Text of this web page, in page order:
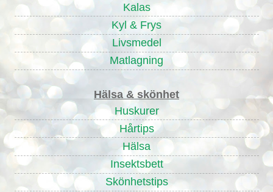
Kalas
Kyl & Frys
Livsmedel
Matlagning
Hälsa & skönhet
Huskurer
Hårtips
Hälsa
Insektsbett
Skönhetstips